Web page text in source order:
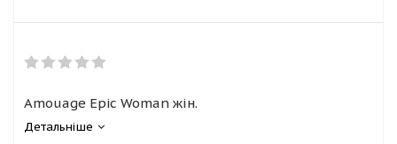
Amouage Epic Woman жін.
Детальніше